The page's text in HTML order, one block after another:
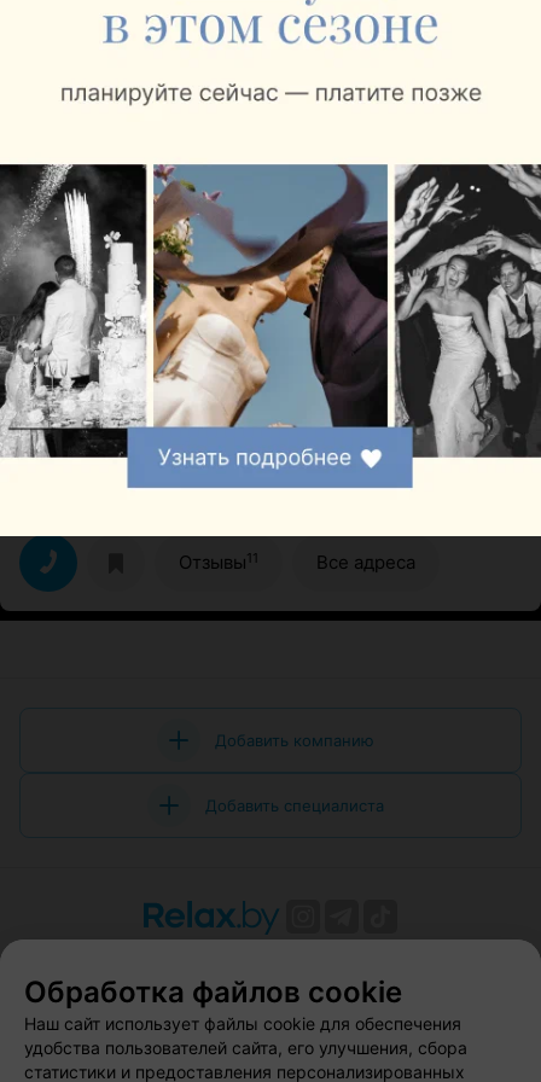
DIAMANTÉ
Гомель, пр-т Речицкий, 5в-37 до 21:00
Отзывы7 Все адреса
Ещё 1 адрес
ЮВЕЛИРНЫЙ САЛОН
SOKOLOV
Отзывы11 Все адреса
Добавить компанию
Добавить специалиста
Вакансии
Публичный договор
Способы оплаты
Публичный договор по использованию сервиса
«Афиша»
Обработка файлов cookie
Наш сайт использует файлы cookie для обеспечения
удобства пользователей сайта, его улучшения, сбора
статистики и предоставления персонализированных